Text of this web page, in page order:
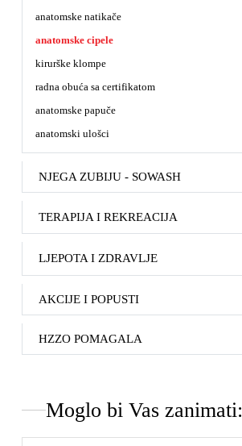
anatomske natikače
anatomske cipele
kirurške klompe
radna obuća sa certifikatom
anatomske papuče
anatomski ulošci
NJEGA ZUBIJU - SOWASH
TERAPIJA I REKREACIJA
LJEPOTA I ZDRAVLJE
AKCIJE I POPUSTI
HZZO POMAGALA
Moglo bi Vas zanimati: